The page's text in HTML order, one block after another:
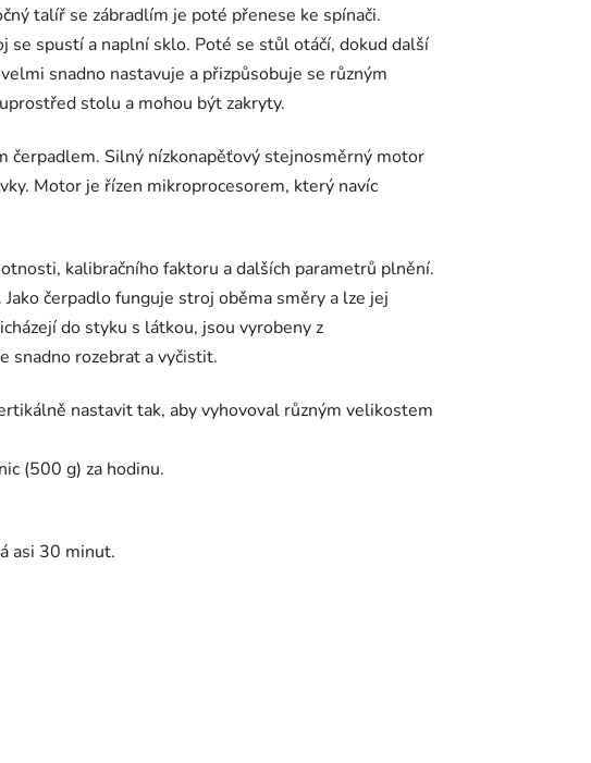
talíř se zábradlím je poté přenese ke spínači.
spustí a naplní sklo. Poté se stůl otáčí, dokud další
snadno nastavuje a přizpůsobuje se různým
stolu a mohou být zakryty.
Silný nízkonapěťový stejnosměrný motor
Motor je řízen mikroprocesorem, který navíc
kalibračního faktoru a dalších parametrů plnění.
čerpadlo funguje stroj oběma směry a lze jej
do styku s látkou, jsou vyrobeny z
snadno rozebrat a vyčistit.
nastavit tak, aby vyhovoval různým velikostem
(500 g) za hodinu.
asi 30 minut.